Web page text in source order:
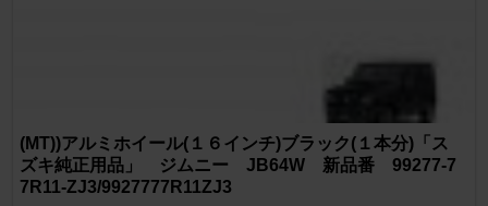
(MT))アルミホイール(１６インチ)ブラック(１本分)「ス
ズキ純正用品」 ジムニー JB64W 新品番 99277-7
7R11-ZJ3/9927777R11ZJ3